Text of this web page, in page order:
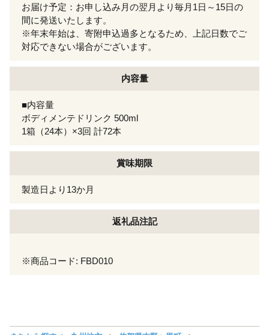
お届け予定：お申し込み月の翌月より毎月1日～15日の
間に発送いたします。
※年末年始は、寄附申込過多となるため、上記日数でご
対応できない場合がございます。
内容量
■内容量
ボディメンテドリンク 500ml
1箱（24本）×3回 計72本
賞味期限
製造日より13か月
返礼品注記
※商品コード: FBD010